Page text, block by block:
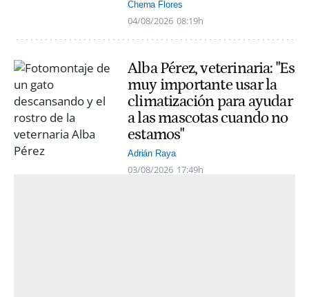
Chema Flores
04/08/2026 08:19h
Alba Pérez, veterinaria: "Es
muy importante usar la
climatización para ayudar
a las mascotas cuando no
estamos"
Adrián Raya
03/08/2026 17:49h